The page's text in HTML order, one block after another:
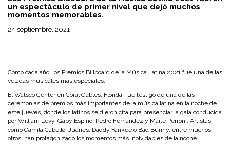
un espectáculo de primer nivel que dejó muchos
momentos memorables.
24 septiembre, 2021
Como cada año, los Premios Billboard de la Música Latina 2021 fue una de las
veladas musicales más especiales.
El Watsco Center en Coral Gables, Florida, fue testigo de una de las
ceremonias de premios más importantes de la música latina en la noche de
este jueves, donde los latinos se dieron cita para presenciar la gala conducida
por William Levy, Gaby Espino, Pedro Fernández y Maite Perroni. Artistas
como Camila Cabello, Juanes, Daddy Yankee o Bad Bunny, entre muchos
otros, han protagonizado los momentos más inolvidables de la noche.